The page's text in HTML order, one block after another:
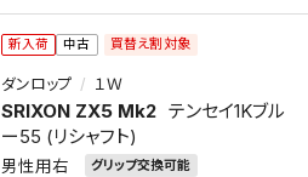
新入荷 中古 買替え割対象
ダンロップ １Ｗ
SRIXON ZX5 Mk2 テンセイ1Kブル
ー55 (リシャフト)
男性用右 グリップ交換可能